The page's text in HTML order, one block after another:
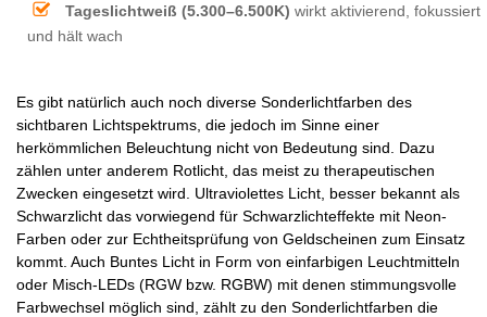
Tageslichtweiß (5.300–6.500K) wirkt aktivierend, fokussiert
und hält wach
Es gibt natürlich auch noch diverse Sonderlichtfarben des
sichtbaren Lichtspektrums, die jedoch im Sinne einer
herkömmlichen Beleuchtung nicht von Bedeutung sind. Dazu
zählen unter anderem Rotlicht, das meist zu therapeutischen
Zwecken eingesetzt wird. Ultraviolettes Licht, besser bekannt als
Schwarzlicht das vorwiegend für Schwarzlichteffekte mit Neon-
Farben oder zur Echtheitsprüfung von Geldscheinen zum Einsatz
kommt. Auch Buntes Licht in Form von einfarbigen Leuchtmitteln
oder Misch-LEDs (RGW bzw. RGBW) mit denen stimmungsvolle
Farbwechsel möglich sind, zählt zu den Sonderlichtfarben die